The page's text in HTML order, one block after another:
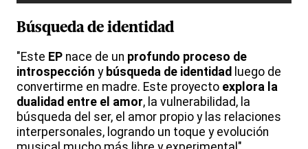
Búsqueda de identidad
"Este EP nace de un profundo proceso de
introspección y búsqueda de identidad luego de
convertirme en madre. Este proyecto explora la
dualidad entre el amor, la vulnerabilidad, la
búsqueda del ser, el amor propio y las relaciones
interpersonales, logrando un toque y evolución